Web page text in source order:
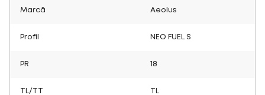
Marcă Aeolus
Profil NEO FUEL S
PR 18
TL/TT